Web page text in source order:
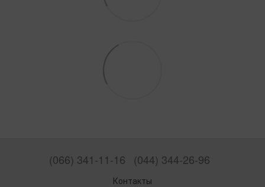
(066) 341-11-16 (044) 344-26-96
Контакты